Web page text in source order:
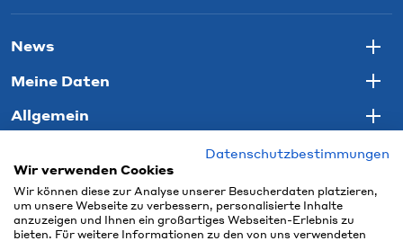
News
Meine Daten
Allgemein
Datenschutzbestimmungen
Wir verwenden Cookies
Wir können diese zur Analyse unserer Besucherdaten platzieren,
um unsere Webseite zu verbessern, personalisierte Inhalte
anzuzeigen und Ihnen ein großartiges Webseiten-Erlebnis zu
bieten. Für weitere Informationen zu den von uns verwendeten